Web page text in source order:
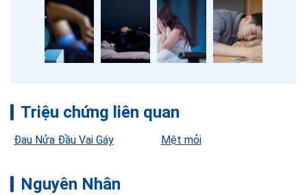
Triệu chứng liên quan
Đau Nửa Đầu Vai Gáy Mệt mỏi
Nguyên Nhân